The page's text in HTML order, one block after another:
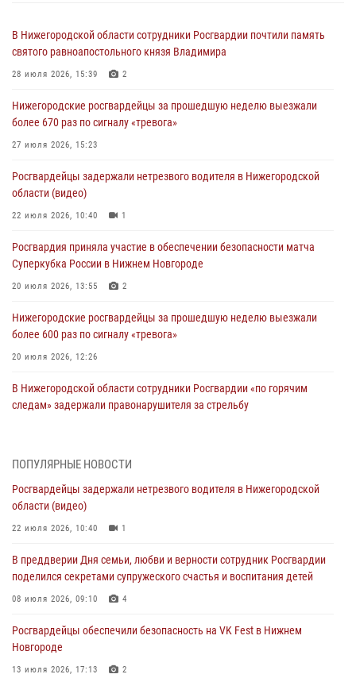
В Нижегородской области сотрудники Росгвардии почтили память
святого равноапостольного князя Владимира
28 июля 2026, 15:39 2
Нижегородские росгвардейцы за прошедшую неделю выезжали
более 670 раз по сигналу «тревога»
27 июля 2026, 15:23
Росгвардейцы задержали нетрезвого водителя в Нижегородской
области (видео)
22 июля 2026, 10:40 1
Росгвардия приняла участие в обеспечении безопасности матча
Суперкубка России в Нижнем Новгороде
20 июля 2026, 13:55 2
Нижегородские росгвардейцы за прошедшую неделю выезжали
более 600 раз по сигналу «тревога»
20 июля 2026, 12:26
В Нижегородской области сотрудники Росгвардии «по горячим
следам» задержали правонарушителя за стрельбу
В Нижегородской области продолжаются мероприятия в рамках
16 июля 2026, 05:00
Росгвардейцы обеспечили безопасность на VK Fest в Нижнем
13 июля 2026, 17:13
Нижегородские росгвардейцы за прошедшую неделю выезжали
13 июля 2026, 06:45
Росгвардейцы предотвратили серию краж в Нижнем Новгороде
ПОПУЛЯРНЫЕ НОВОСТИ
Росгвардейцы задержали нетрезвого водителя в Нижегородской
области (видео)
22 июля 2026, 10:40 1
В преддверии Дня семьи, любви и верности сотрудник Росгвардии
поделился секретами супружеского счастья и воспитания детей
08 июля 2026, 09:10 4
Росгвардейцы обеспечили безопасность на VK Fest в Нижнем
Новгороде
13 июля 2026, 17:13 2